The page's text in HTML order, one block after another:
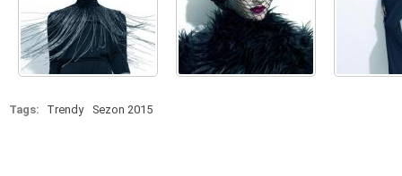
Tags: Trendy Sezon 2015